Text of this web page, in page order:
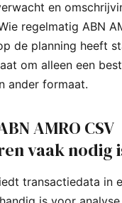
en
regelmatig ABN
de planning heeft
om alleen een
ander formaat.
AMRO CSV
vaak nodig
transactiedata in